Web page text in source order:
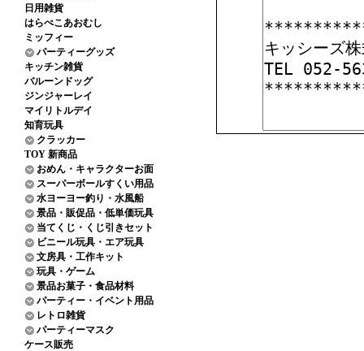
日用雑貨
はらぺこあおむし
ミッフィー
パーティーグッズ
キッチン雑貨
バルーンドッグ
ジンジャーレイ
マイリトルデイ
知育玩具
クラッカー
TOY 新商品
おめん・キャラクターお面
スーパーボールすくい用品
水ヨーヨー釣り・水風船
景品・販促品・低単価玩具
当てくじ・くじ引きセット
ビニール玩具・エア玩具
文房具・工作キット
玩具・ゲーム
景品お菓子・食品材料
パーティー・イベント用品
レトロ雑貨
パーティーマスク
ケース販売